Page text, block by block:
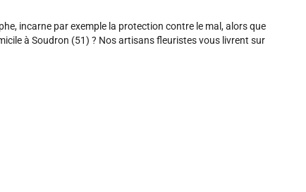
incarne par exemple la protection contre le mal, alors que
à Soudron (51) ? Nos artisans fleuristes vous livrent sur